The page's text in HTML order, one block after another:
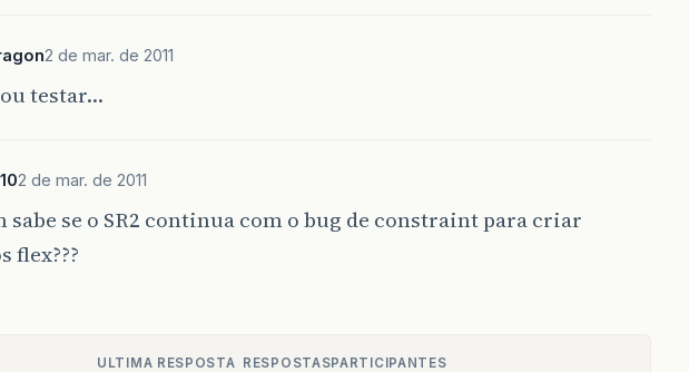
2 de mar. de 2011
testar…
2 de mar. de 2011
sabe se o SR2 continua com o bug de constraint para criar
flex???
ULTIMA RESPOSTA RESPOSTASPARTICIPANTES